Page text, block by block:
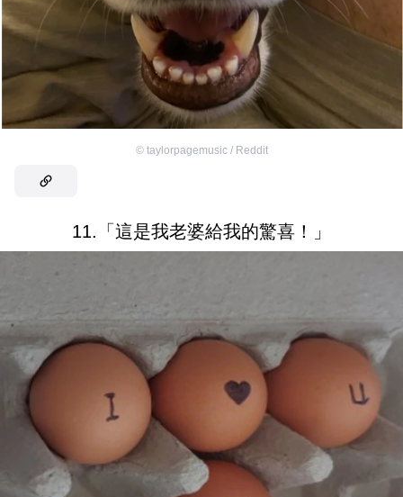
© taylorpagemusic / Reddit
11.「這是我老婆給我的驚喜！」